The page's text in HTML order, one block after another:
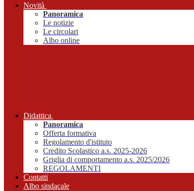
Novità
Panoramica
Le notizie
Le circolari
Albo online
Didattica
Panoramica
Offerta formativa
Regolamento d'istituto
Credito Scolastico a.s. 2025-2026
Griglia di comportamento a.s. 2025/2026
REGOLAMENTI
Contatti
Albo sindacale